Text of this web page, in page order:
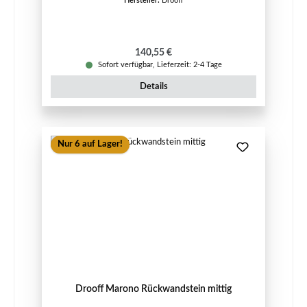
Regulärer Preis:
140,55 €
Sofort verfügbar, Lieferzeit: 2-4 Tage
Details
Nur 6 auf Lager!
Drooff Marono Rückwandstein mittig